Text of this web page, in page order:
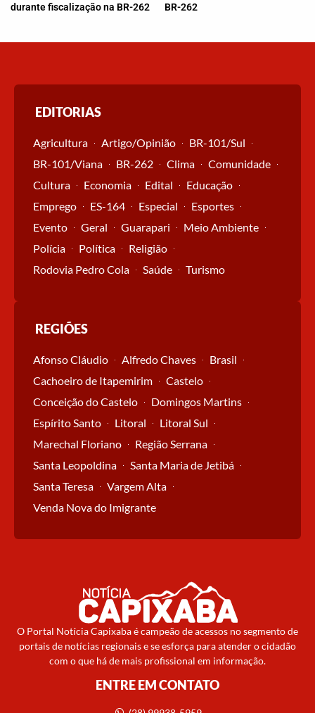
durante fiscalização na BR-262
BR-262
EDITORIAS
Agricultura Artigo/Opinião
BR-101/Sul
BR-101/Viana
BR-262 Clima
Comunidade
Cultura
Economia Edital
Educação
Emprego
ES-164 Especial
Esportes
Evento
Geral Guarapari
Meio Ambiente
Polícia
Política
Religião
Rodovia Pedro Cola
Saúde Turismo
REGIÕES
Afonso Cláudio Alfredo Chaves
Brasil
Cachoeiro de Itapemirim
Castelo
Conceição do Castelo
Domingos Martins
Espírito Santo
Litoral
Litoral Sul
Marechal Floriano
Região Serrana
Santa Leopoldina
Santa Maria de Jetibá
Santa Teresa
Vargem Alta
Venda Nova do Imigrante
O Portal Notícia Capixaba é campeão de acessos no segmento de
portais de notícias regionais e se esforça para atender o cidadão
com o que há de mais profissional em informação.
ENTRE EM CONTATO